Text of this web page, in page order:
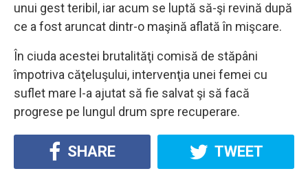
unui gest teribil, iar acum se luptă să-şi revină după
ce a fost aruncat dintr-o maşină aflată în mişcare.
În ciuda acestei brutalităţi comisă de stăpâni
împotriva căţeluşului, intervenţia unei femei cu
suflet mare l-a ajutat să fie salvat şi să facă
progrese pe lungul drum spre recuperare.
SHARE TWEET